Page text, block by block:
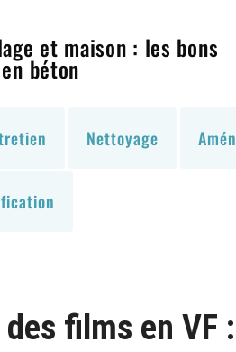
et maison : les bons
béton
Nettoyage
des films en